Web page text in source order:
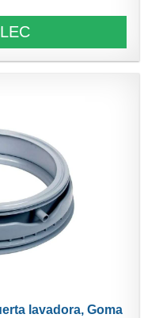
lavadora, Goma